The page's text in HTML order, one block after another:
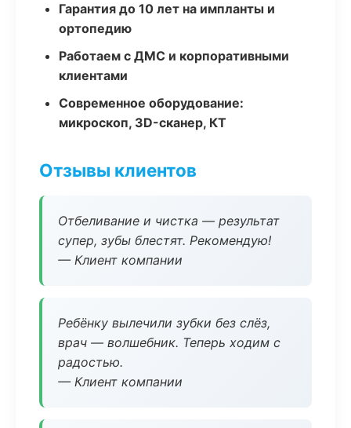
Гарантия до 10 лет на импланты и
ортопедию
Работаем с ДМС и корпоративными
клиентами
Современное оборудование:
микроскоп, 3D-сканер, КТ
Отзывы клиентов
Отбеливание и чистка — результат
супер, зубы блестят. Рекомендую!
— Клиент компании
Ребёнку вылечили зубки без слёз,
врач — волшебник. Теперь ходим с
радостью.
— Клиент компании